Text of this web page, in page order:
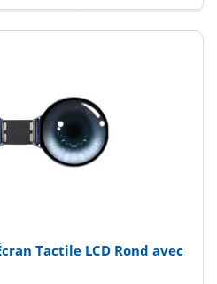
Tactile LCD Rond avec